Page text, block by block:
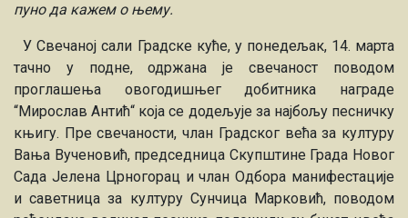
пуно да кажем о њему.
У Свечаној сали Градске куће, у понедељак, 14. марта
тачно у подне, одржана је свечаност поводом
проглашења овогодишњег добитника награде
“Мирослав Антић“ која се додељује за најбољу песничку
књигу. Пре свечаности, члан Градског већа за културу
Вања Вученовић, председница Скупштине Града Новог
Сада Јелена Црногораци члан Одбора манифестације
и саветница за културу Сунчица Марковић, поводом